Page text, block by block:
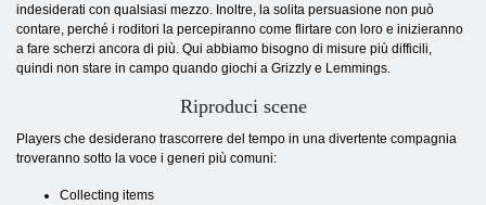
indesiderati con qualsiasi mezzo. Inoltre, la solita persuasione non può
contare, perché i roditori la percepiranno come flirtare con loro e inizieranno
a fare scherzi ancora di più. Qui abbiamo bisogno di misure più difficili,
quindi non stare in campo quando giochi a Grizzly e Lemmings.
Riproduci scene
Players che desiderano trascorrere del tempo in una divertente compagnia
troveranno sotto la voce i generi più comuni:
Collecting items